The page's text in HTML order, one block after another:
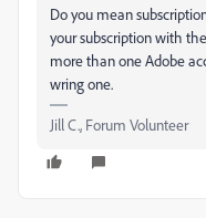
Do you mean
your subscription with
more than one Adobe
wring one.
Jill C., Forum Volunteer